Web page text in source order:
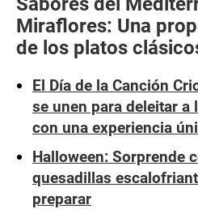
Miraflores: Una
de los platos
El Día de la Canción
se unen para deleitar a
con una experiencia
Halloween: Sorprende
quesadillas
preparar